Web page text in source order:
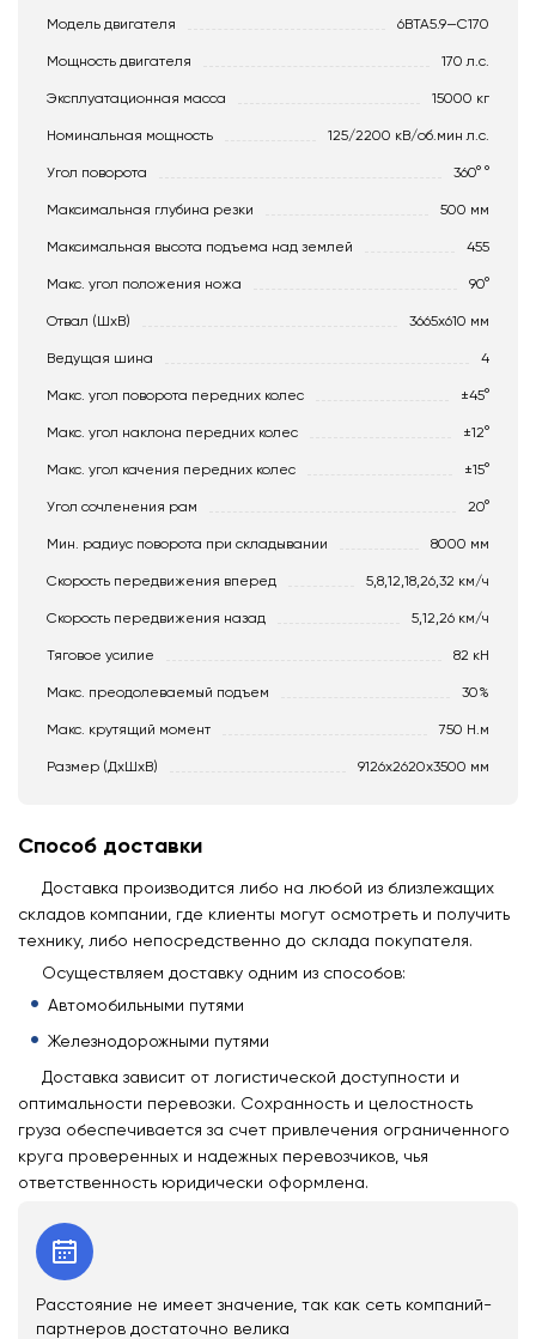
Модель двигателя 6BTA5.9—C170
Мощность двигателя 170 л.с.
Эксплуатационная масса 15000 кг
Номинальная мощность 125/2200 кВ/об.мин л.с.
Угол поворота 360° °
Максимальная глубина резки 500 мм
Максимальная высота подъема над землей 455
Макс. угол положения ножа 90°
Отвал (ШхВ) 3665х610 мм
Ведущая шина 4
Макс. угол поворота передних колес ±45°
Макс. угол наклона передних колес ±12°
Макс. угол качения передних колес ±15°
Угол сочленения рам 20°
Мин. радиус поворота при складывании 8000 мм
Скорость передвижения вперед 5,8,12,18,26,32 км/ч
Скорость передвижения назад 5,12,26 км/ч
Тяговое усилие 82 кН
Макс. преодолеваемый подъем 30%
Макс. крутящий момент 750 Н.м
Размер (ДхШхВ) 9126х2620х3500 мм
Способ доставки
Доставка производится либо на любой из близлежащих
складов компании, где клиенты могут осмотреть и получить
технику, либо непосредственно до склада покупателя.
Осуществляем доставку одним из способов:
Автомобильными путями
Железнодорожными путями
Доставка зависит от логистической доступности и
оптимальности перевозки. Сохранность и целостность
груза обеспечивается за счет привлечения ограниченного
круга проверенных и надежных перевозчиков, чья
ответственность юридически оформлена.
Расстояние не имеет значение, так как сеть компаний-
партнеров достаточно велика